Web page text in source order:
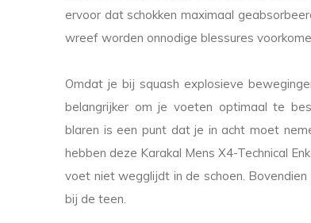
ervoor dat schokken maximaal
wreef worden onnodige blessures
Omdat je bij squash explosieve
belangrijker om je voeten optimaal te
blaren is een punt dat je in acht moet
hebben deze Karakal Mens X4-Technical
voet niet wegglijdt in de schoen.
bij de teen.